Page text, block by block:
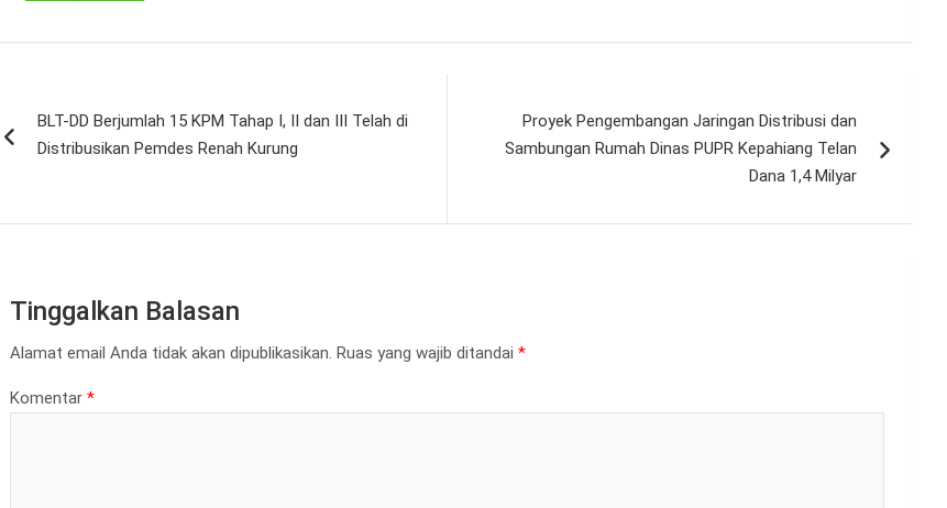
posBLT-DD Berjumlah 15 KPM Tahap I, II dan III Telah di
Distribusikan Pemdes Renah Kurung
Proyek Pengembangan Jaringan Distribusi dan
Sambungan Rumah Dinas PUPR Kepahiang Telan
Dana 1,4 Milyar
Tinggalkan Balasan
Alamat email Anda tidak akan dipublikasikan. Ruas yang wajib ditandai *
Komentar *